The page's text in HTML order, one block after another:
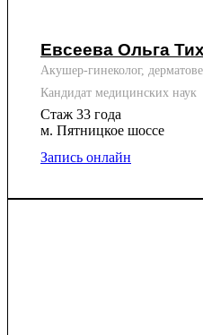
Евсеева Ольга
Акушер-гинеколог,
Кандидат медицинских наук
Стаж 33 года
м. Пятницкое шоссе
Запись онлайн